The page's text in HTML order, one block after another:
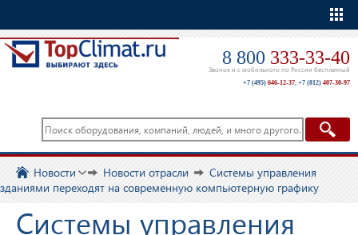
8 800 333-33-40
Звонок и с мобильного по России бесплатный
+7 (495) 646-12-37, +7 (812) 407-30-97
Новости Новости отрасли
Системы управления
зданиями переходят на современную компьютерную графику
Системы управления